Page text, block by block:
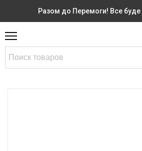
Разом до Перемоги! Все буде